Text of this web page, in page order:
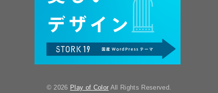
© 2026 Play of Color All Rights Reserved.